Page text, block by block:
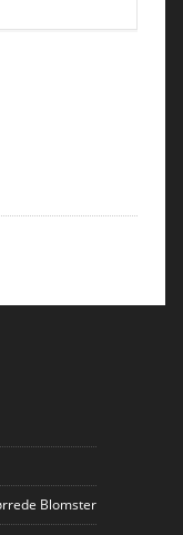
Blomster